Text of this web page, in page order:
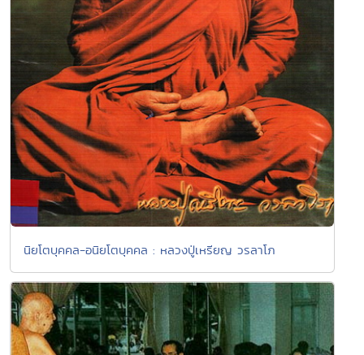
นิยโตบุคคล-อนิยโตบุคคล : หลวงปู่เหรียญ วรลาโภ